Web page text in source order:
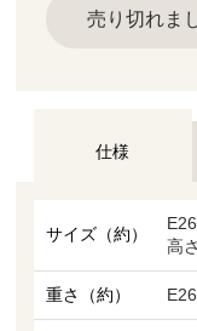
売り切れま
仕様
サイズ（約）
高
重さ（約）